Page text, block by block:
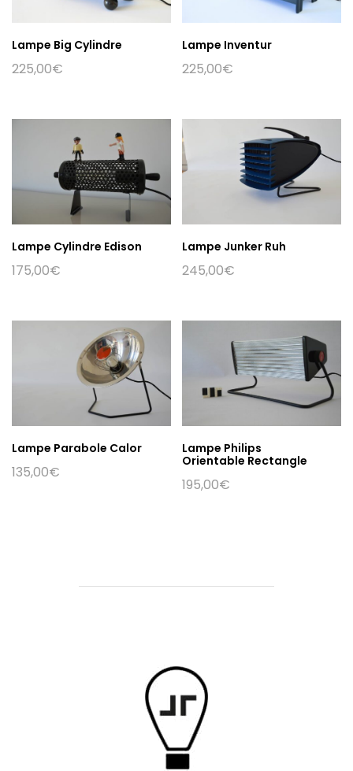
Lampe Big Cylindre
225,00€
Lampe Inventur
225,00€
Lampe Cylindre Edison
175,00€
Lampe Junker Ruh
245,00€
Lampe Parabole Calor
135,00€
Lampe Philips
Orientable Rectangle
195,00€